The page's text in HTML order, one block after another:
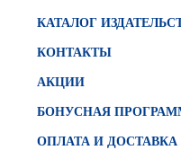
КАТАЛОГ
КОНТАКТЫ
АКЦИИ
БОНУСНАЯ
ОПЛАТА И ДОСТАВКА